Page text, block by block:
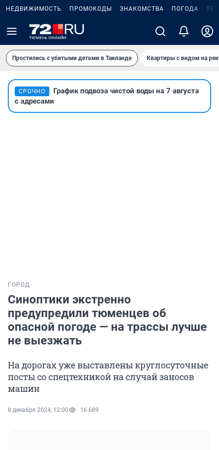
НЕДВИЖИМОСТЬ ПРОМОКОДЫ ЗНАКОМСТВА ПОГОДА
Простились с убитыми детьми в Таиланде Квартиры с видом на
СРОЧНО
График подвоза чистой воды на 7 августа
с адресами
ГОРОД
Синоптики экстренно
предупредили тюменцев об
опасной погоде — на трассы лучше
не выезжать
На дорогах уже выставлены круглосуточные
посты со спецтехникой на случай заносов
машин
8 декабря 2024, 12:00 16 689